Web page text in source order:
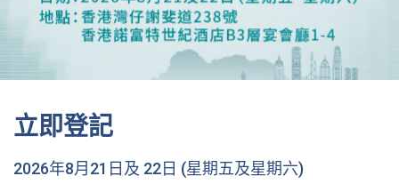
立即登記
2026年8月21日及 22日 (星期五及星期六)